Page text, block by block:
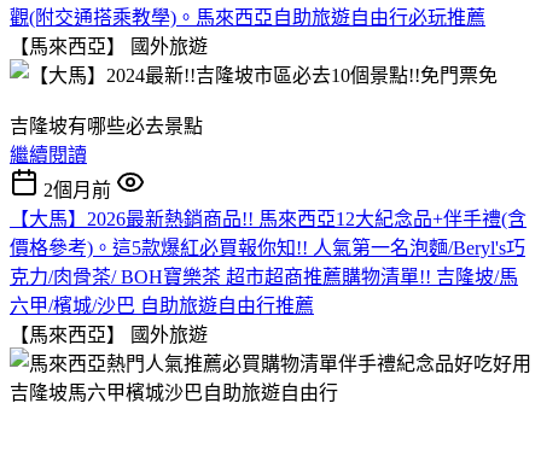
觀(附交通搭乘教學)。馬來西亞自助旅遊自由行必玩推薦
【馬來西亞】
國外旅遊
吉隆坡有哪些必去景點
繼續閱讀
2個月前
【大馬】2026最新熱銷商品!! 馬來西亞12大紀念品+伴手禮(含
價格參考)。這5款爆紅必買報你知!! 人氣第一名泡麵/Beryl's巧
克力/肉骨茶/ BOH寶樂茶 超市超商推薦購物清單!! 吉隆坡/馬
六甲/檳城/沙巴 自助旅遊自由行推薦
【馬來西亞】
國外旅遊